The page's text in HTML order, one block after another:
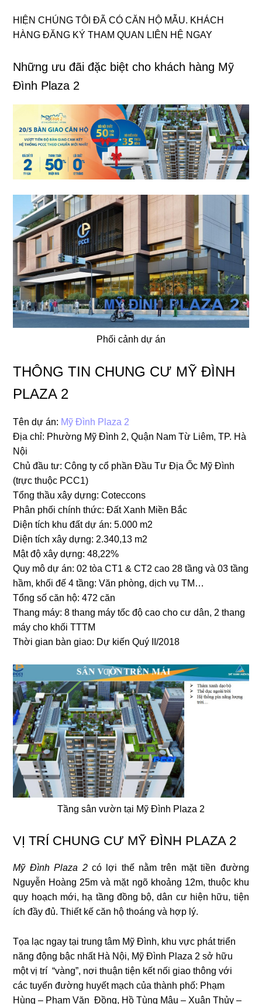
HIỆN CHÚNG TÔI ĐÃ CÓ CĂN HỘ MẪU. KHÁCH
HÀNG ĐĂNG KÝ THAM QUAN LIÊN HỆ NGAY
Những ưu đãi đặc biệt cho khách hàng Mỹ
Đình Plaza 2
Phối cảnh dự án
THÔNG TIN CHUNG CƯ MỸ ĐÌNH
PLAZA 2
Tên dự án: Mỹ Đình Plaza 2
Địa chỉ: Phường Mỹ Đình 2, Quận Nam Từ Liêm, TP. Hà
Nội
Chủ đầu tư: Công ty cổ phần Đầu Tư Địa Ốc Mỹ Đình
(trực thuộc PCC1)
Tổng thầu xây dựng: Coteccons
Phân phối chính thức: Đất Xanh Miền Bắc
Diện tích khu đất dự án: 5.000 m2
Diện tích xây dựng: 2.340,13 m2
Mật độ xây dựng: 48,22%
Quy mô dự án: 02 tòa CT1 & CT2 cao 28 tầng và 03 tầng
hầm, khối đế 4 tầng: Văn phòng, dịch vụ TM…
Tổng số căn hộ: 472 căn
Thang máy: 8 thang máy tốc độ cao cho cư dân, 2 thang
máy cho khối TTTM
Thời gian bàn giao: Dự kiến Quý II/2018
Tầng sân vườn tại Mỹ Đình Plaza 2
VỊ TRÍ CHUNG CƯ MỸ ĐÌNH PLAZA 2
Mỹ Đình Plaza 2có lợi thế nằm trên mặt tiền đường
Nguyễn Hoàng 25m và mặt ngõ khoảng 12m, thuộc khu
quy hoạch mới, hạ tầng đồng bộ, dân cư hiện hữu, tiện
ích đầy đủ. Thiết kế căn hộ thoáng và hợp lý.
Tọa lạc ngay tại trung tâm Mỹ Đình, khu vực phát triển
năng động bậc nhất Hà Nội, Mỹ Đình Plaza 2 sở hữu
một vị trí “vàng”, nơi thuận tiện kết nối giao thông với
các tuyến đường huyết mạch của thành phố: Phạm
Hùng – Phạm Văn Đồng, Hồ Tùng Mậu – Xuân Thủy –